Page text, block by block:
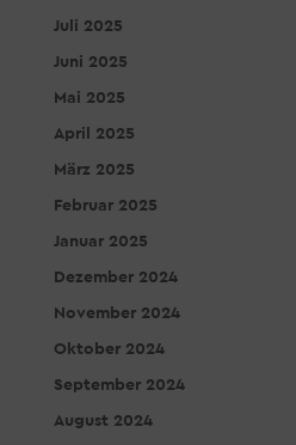
Juli 2025
Juni 2025
Mai 2025
April 2025
März 2025
Februar 2025
Januar 2025
Dezember 2024
November 2024
Oktober 2024
September 2024
August 2024